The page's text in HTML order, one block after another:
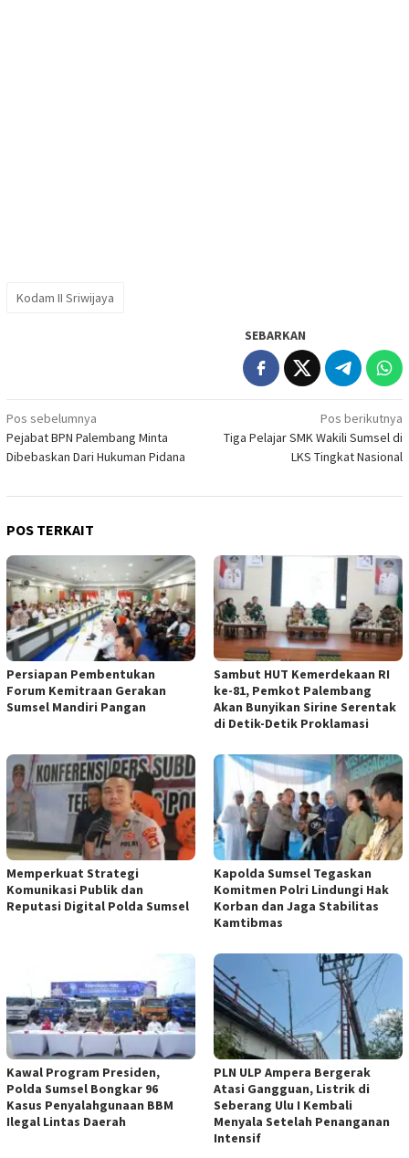
Kodam II Sriwijaya
SEBARKAN
Navigasi
pos
Pos sebelumnya
Pejabat BPN Palembang Minta
Dibebaskan Dari Hukuman Pidana ‎
Pos berikutnya
Tiga Pelajar SMK Wakili Sumsel di
LKS Tingkat Nasional
POS TERKAIT
Persiapan Pembentukan
Forum Kemitraan Gerakan
Sumsel Mandiri Pangan
Sambut HUT Kemerdekaan RI
ke-81, Pemkot Palembang
Akan Bunyikan Sirine Serentak
di Detik-Detik Proklamasi
Memperkuat Strategi
Komunikasi Publik dan
Reputasi Digital Polda Sumsel
Kapolda Sumsel Tegaskan
Komitmen Polri Lindungi Hak
Korban dan Jaga Stabilitas
Kamtibmas
Kawal Program Presiden,
Polda Sumsel Bongkar 96
Kasus Penyalahgunaan BBM
Ilegal Lintas Daerah
PLN ULP Ampera Bergerak
Atasi Gangguan, Listrik di
Seberang Ulu I Kembali
Menyala Setelah Penanganan
Intensif